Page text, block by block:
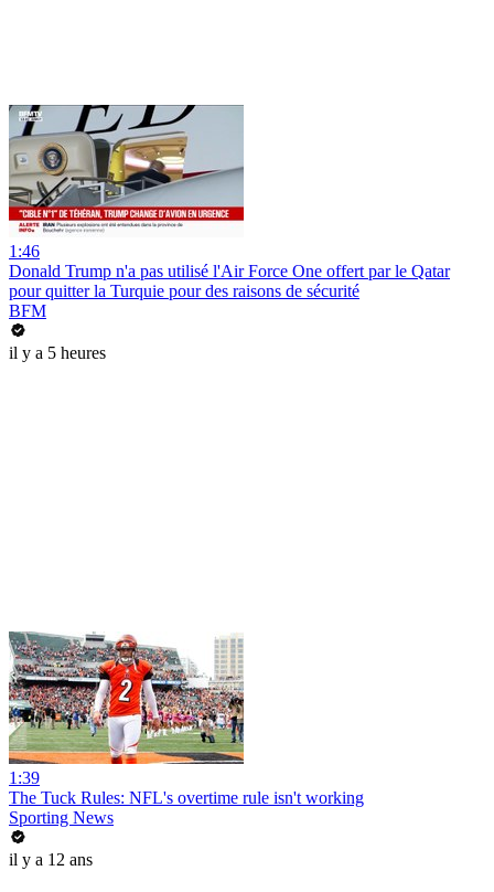
1:46
Donald Trump n'a pas utilisé l'Air Force One offert par le Qatar
pour quitter la Turquie pour des raisons de sécurité
BFM
il y a 5 heures
1:39
The Tuck Rules: NFL's overtime rule isn't working
Sporting News
il y a 12 ans